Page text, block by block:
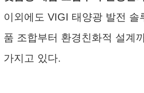
이외에도 VIGI 태양광 발전 솔
품 조합부터 환경친화적 설계
가지고 있다.